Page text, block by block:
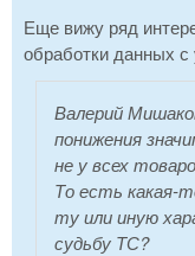
Еще вижу ряд
обработки данных
Валерий
понижения
не у всех
То есть какая-
ту или иную
судьбу ТС?